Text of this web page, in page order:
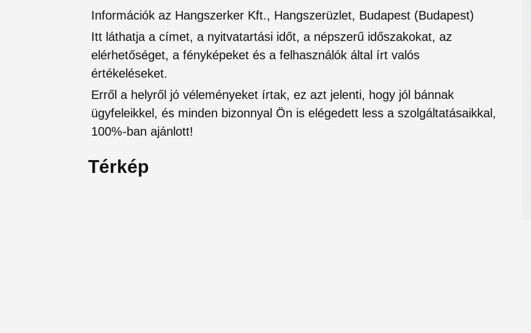
Információk az Hangszerker Kft., Hangszerüzlet, Budapest (Budapest)
Itt láthatja a címet, a nyitvatartási időt, a népszerű időszakokat, az
elérhetőséget, a fényképeket és a felhasználók által írt valós
értékeléseket.
Erről a helyről jó véleményeket írtak, ez azt jelenti, hogy jól bánnak
ügyfeleikkel, és minden bizonnyal Ön is elégedett less a szolgáltatásaikkal,
100%-ban ajánlott!
Térkép